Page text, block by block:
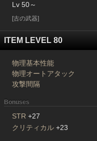
Lv 50～
[古の武器]
ITEM LEVEL 80
物理基本性能
物理オートアタック
攻撃間隔
Bonuses
STR +27
クリティカル +23